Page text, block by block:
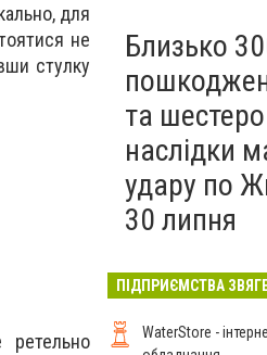
для
не
стулку
ретельно
Близько
та
наслідки
удару по
30 липня
ПІДПРИЄМСТВА
WaterStore -